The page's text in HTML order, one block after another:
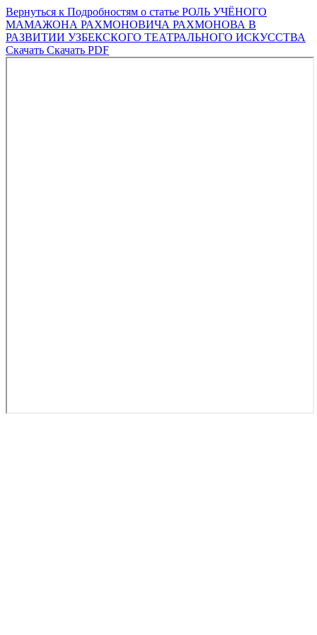
Вернуться к Подробностям о статье РОЛЬ УЧЁНОГО
МАМАЖОНА РАХМОНОВИЧА РАХМОНОВА В
РАЗВИТИИ УЗБЕКСКОГО ТЕАТРАЛЬНОГО ИСКУССТВА
Скачать Скачать PDF